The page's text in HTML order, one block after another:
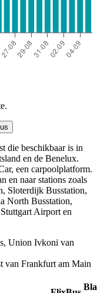
die beschikbaar is in
en de Benelux.
een carpoolplatform.
en naar stations zoals
Sloterdijk Busstation,
North Busstation,
Airport en
Union Ivkoni van
van Frankfurt am Main